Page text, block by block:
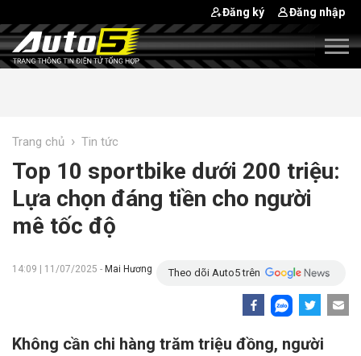
Đăng ký Đăng nhập
Trang chủ › Tin tức
Top 10 sportbike dưới 200 triệu:
Lựa chọn đáng tiền cho người
mê tốc độ
14:09 | 11/07/2025 - Mai Hương Theo dõi Auto5 trên
Không cần chi hàng trăm triệu đồng, người